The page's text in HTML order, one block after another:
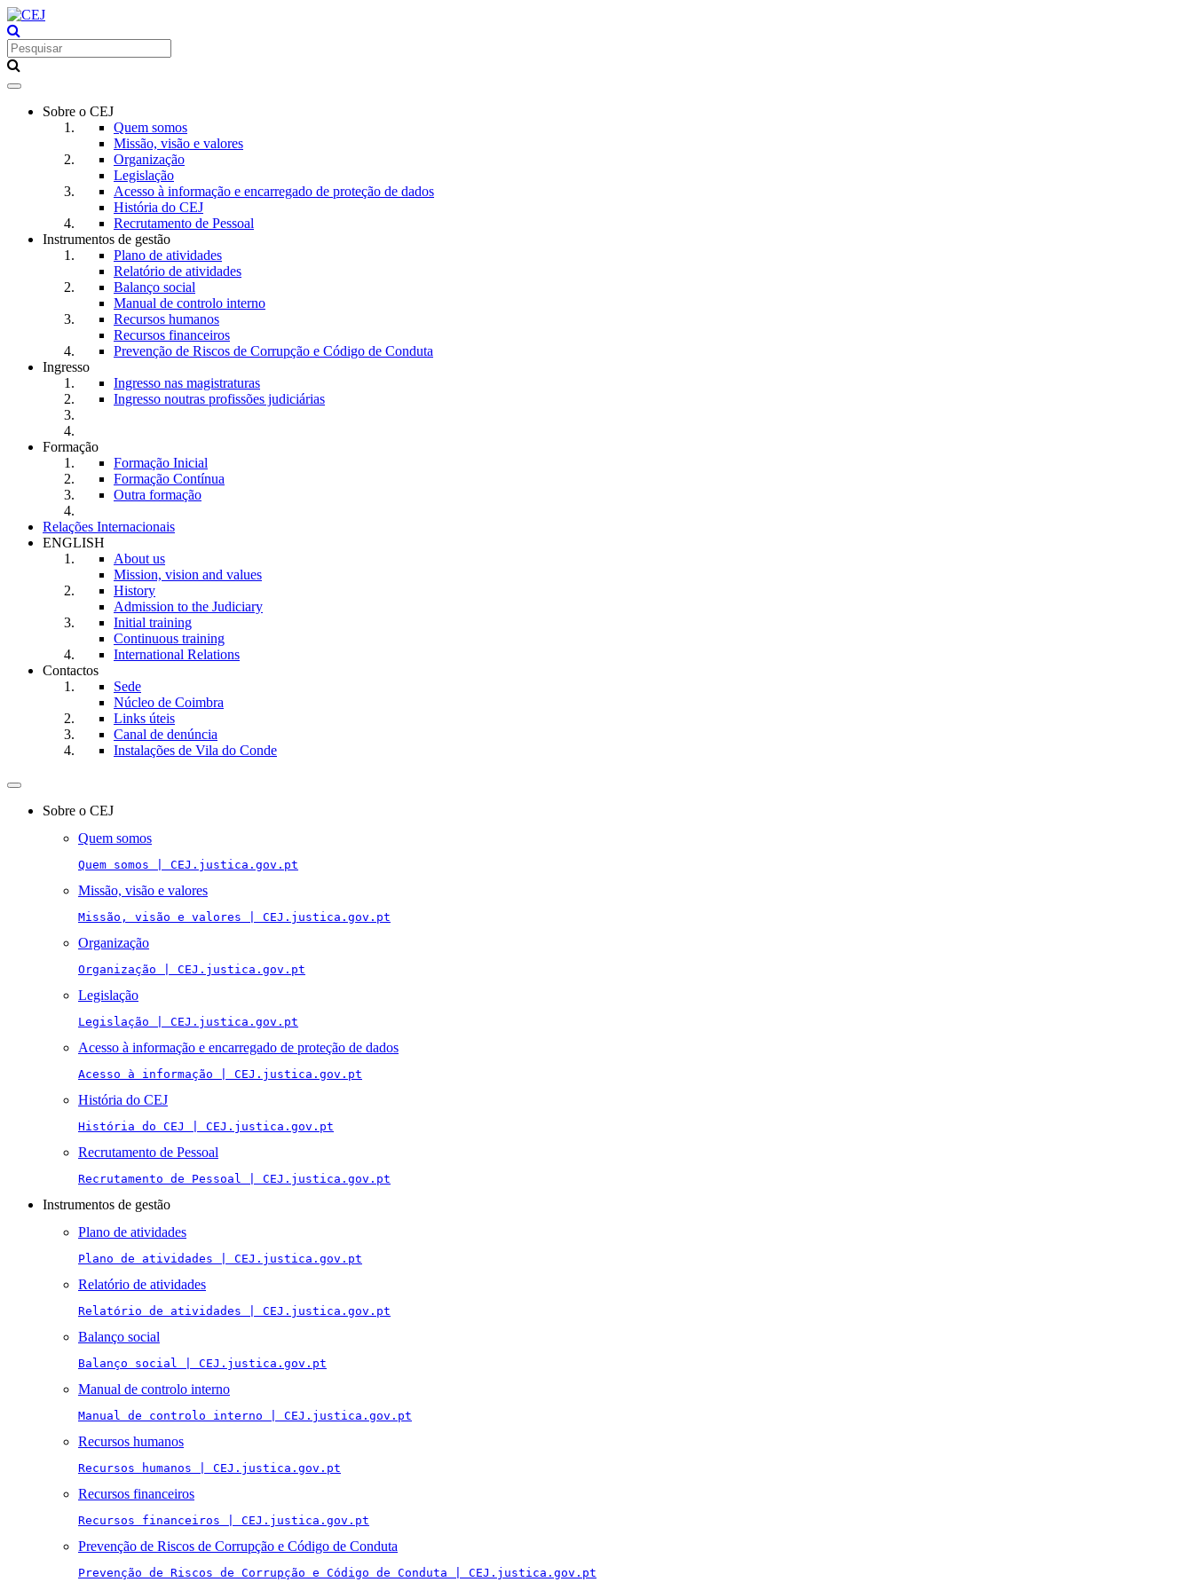
Toggle
navigationSobre o CEJ
Quem somos
Missão, visão e valores
Organização
Legislação
Acesso à informação e encarregado de proteção de dados
História do CEJ
Recrutamento de Pessoal
Instrumentos de gestão
Plano de atividades
Relatório de atividades
Balanço social
Manual de controlo interno
Recursos humanos
Recursos financeiros
Prevenção de Riscos de Corrupção e Código de Conduta
Ingresso
Ingresso nas magistraturas
Ingresso noutras profissões judiciárias
Formação
Formação Inicial
Formação Contínua
Outra formação
Relações Internacionais
ENGLISH
About us
Mission, vision and values
History
Admission to the Judiciary
Initial training
Continuous training
International Relations
Contactos
Sede
Núcleo de Coimbra
Links úteis
Canal de denúncia
Instalações de Vila do Conde
Toggle
navigationSobre o CEJ
Quem somos
Quem somos | CEJ.justica.gov.pt
Missão, visão e valores
Missão, visão e valores | CEJ.justica.gov.pt
Organização
Organização | CEJ.justica.gov.pt
Legislação
Legislação | CEJ.justica.gov.pt
Acesso à informação e encarregado de proteção de dados
Acesso à informação | CEJ.justica.gov.pt
História do CEJ
História do CEJ | CEJ.justica.gov.pt
Recrutamento de Pessoal
Recrutamento de Pessoal | CEJ.justica.gov.pt
Instrumentos de gestão
Plano de atividades
Plano de atividades | CEJ.justica.gov.pt
Relatório de atividades
Relatório de atividades | CEJ.justica.gov.pt
Balanço social
Balanço social | CEJ.justica.gov.pt
Manual de controlo interno
Manual de controlo interno | CEJ.justica.gov.pt
Recursos humanos
Recursos humanos | CEJ.justica.gov.pt
Recursos financeiros
Recursos financeiros | CEJ.justica.gov.pt
Prevenção de Riscos de Corrupção e Código de Conduta
Prevenção de Riscos de Corrupção e Código de Conduta | CEJ.justica.gov.pt